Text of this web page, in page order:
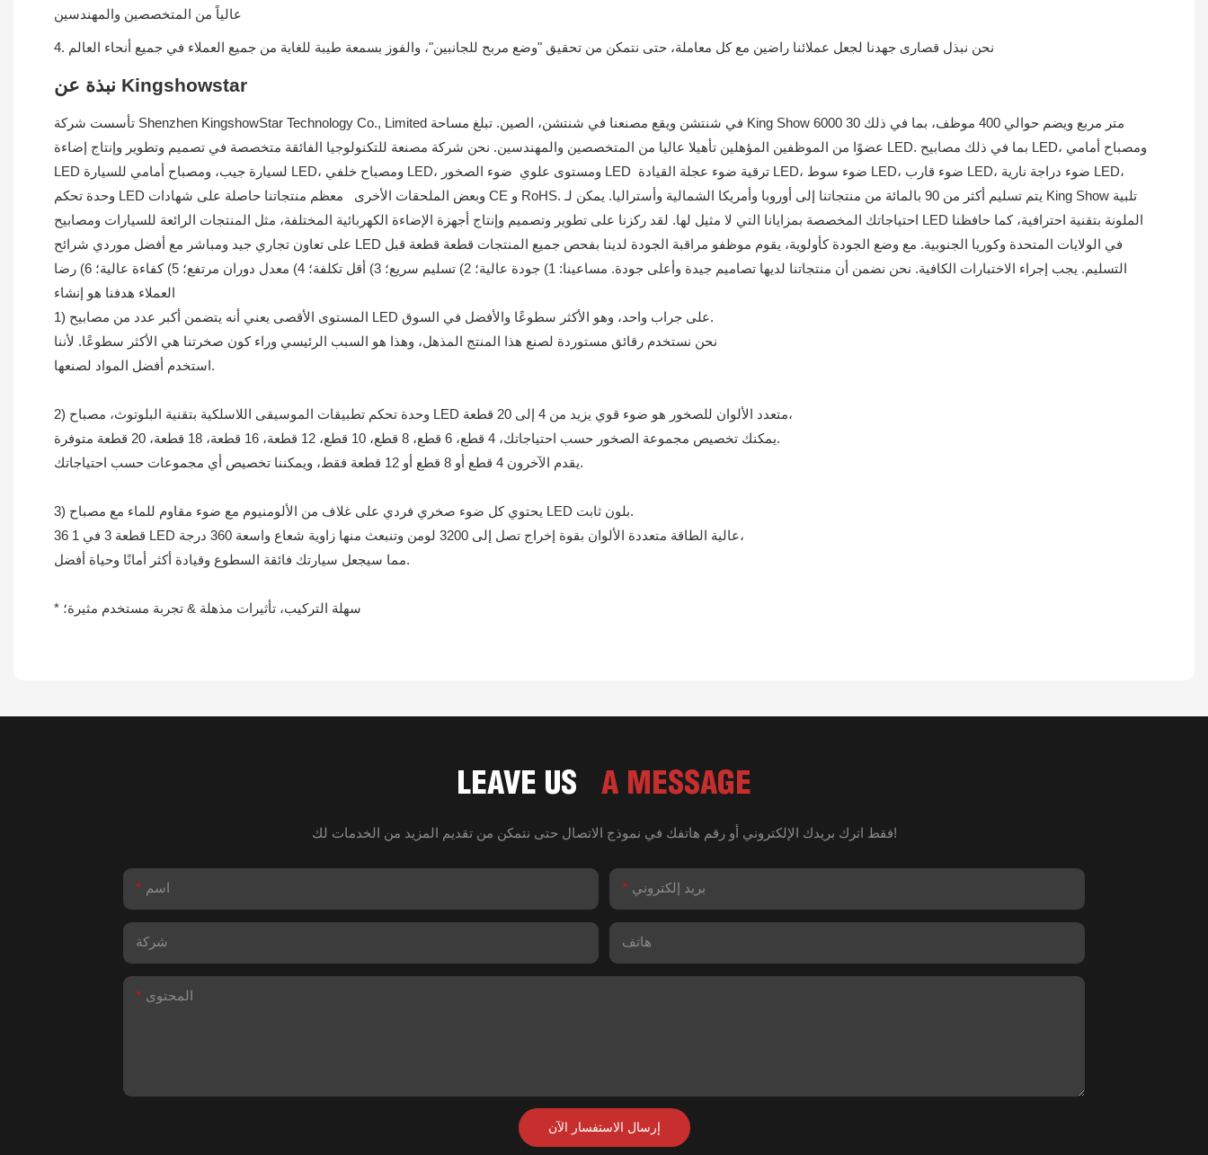
عالياً من المتخصصين والمهندسين
4. نحن نبذل قصارى جهدنا لجعل عملائنا راضين مع كل معاملة، حتى نتمكن من تحقيق "وضع مربح للجانبين"، والفوز بسمعة طيبة للغاية من جميع العملاء في جميع أنحاء العالم
نبذة عن Kingshowstar
تأسست شركة Shenzhen KingshowStar Technology Co., Limited في شنتشن ويقع مصنعنا في شنتشن، الصين. تبلغ مساحة King Show 6000 متر مربع ويضم حوالي 400 موظف، بما في ذلك 30
عضوًا من الموظفين المؤهلين تأهيلا عاليا من المتخصصين والمهندسين. نحن شركة مصنعة للتكنولوجيا الفائقة متخصصة في تصميم وتطوير وإنتاج إضاءة LED. بما في ذلك مصابيح LED، ومصباح أمامي
LED لسيارة جيب، ومصباح أمامي للسيارة LED، ومصباح خلفي LED، ومستوى علوي ضوء الصخور LED ترقية ضوء عجلة القيادة LED، ضوء سوط LED، ضوء قارب LED، ضوء دراجة نارية LED،
وحدة تحكم LED وبعض الملحقات الأخرى معظم منتجاتنا حاصلة على شهادات CE و RoHS. يتم تسليم أكثر من 90 بالمائة من منتجاتنا إلى أوروبا وأمريكا الشمالية وأستراليا. يمكن لـ King Show تلبية
احتياجاتك المخصصة بمزايانا التي لا مثيل لها. لقد ركزنا على تطوير وتصميم وإنتاج أجهزة الإضاءة الكهربائية المختلفة، مثل المنتجات الرائعة للسيارات ومصابيح LED الملونة بتقنية احترافية، كما حافظنا
على تعاون تجاري جيد ومباشر مع أفضل موردي شرائح LED في الولايات المتحدة وكوريا الجنوبية. مع وضع الجودة كأولوية، يقوم موظفو مراقبة الجودة لدينا بفحص جميع المنتجات قطعة قطعة قبل
التسليم. يجب إجراء الاختبارات الكافية. نحن نضمن أن منتجاتنا لديها تصاميم جيدة وأعلى جودة. مساعينا: 1) جودة عالية؛ 2) تسليم سريع؛ 3) أقل تكلفة؛ 4) معدل دوران مرتفع؛ 5) كفاءة عالية؛ 6) رضا
العملاء هدفنا هو إنشاء
1) المستوى الأقصى يعني أنه يتضمن أكبر عدد من مصابيح LED على جراب واحد، وهو الأكثر سطوعًا والأفضل في السوق.
نحن نستخدم رقائق مستوردة لصنع هذا المنتج المذهل، وهذا هو السبب الرئيسي وراء كون صخرتنا هي الأكثر سطوعًا. لأننا
استخدم أفضل المواد لصنعها.
2) وحدة تحكم تطبيقات الموسيقى اللاسلكية بتقنية البلوتوث، مصباح LED متعدد الألوان للصخور هو ضوء قوي يزيد من 4 إلى 20 قطعة،
يمكنك تخصيص مجموعة الصخور حسب احتياجاتك، 4 قطع، 6 قطع، 8 قطع، 10 قطع، 12 قطعة، 16 قطعة، 18 قطعة، 20 قطعة متوفرة.
يقدم الآخرون 4 قطع أو 8 قطع أو 12 قطعة فقط، ويمكننا تخصيص أي مجموعات حسب احتياجاتك.
3) يحتوي كل ضوء صخري فردي على غلاف من الألومنيوم مع ضوء مقاوم للماء مع مصباح LED بلون ثابت.
36 قطعة 3 في 1 LED عالية الطاقة متعددة الألوان بقوة إخراج تصل إلى 3200 لومن وتنبعث منها زاوية شعاع واسعة 360 درجة،
مما سيجعل سيارتك فائقة السطوع وقيادة أكثر أمانًا وحياة أفضل.
LEAVE US A MESSAGE
فقط اترك بريدك الإلكتروني أو رقم هاتفك في نموذج الاتصال حتى نتمكن من تقديم المزيد من الخدمات لك!
اسم بريد إلكتروني
شركة هاتف
المحتوى
إرسال الاستفسار الآن